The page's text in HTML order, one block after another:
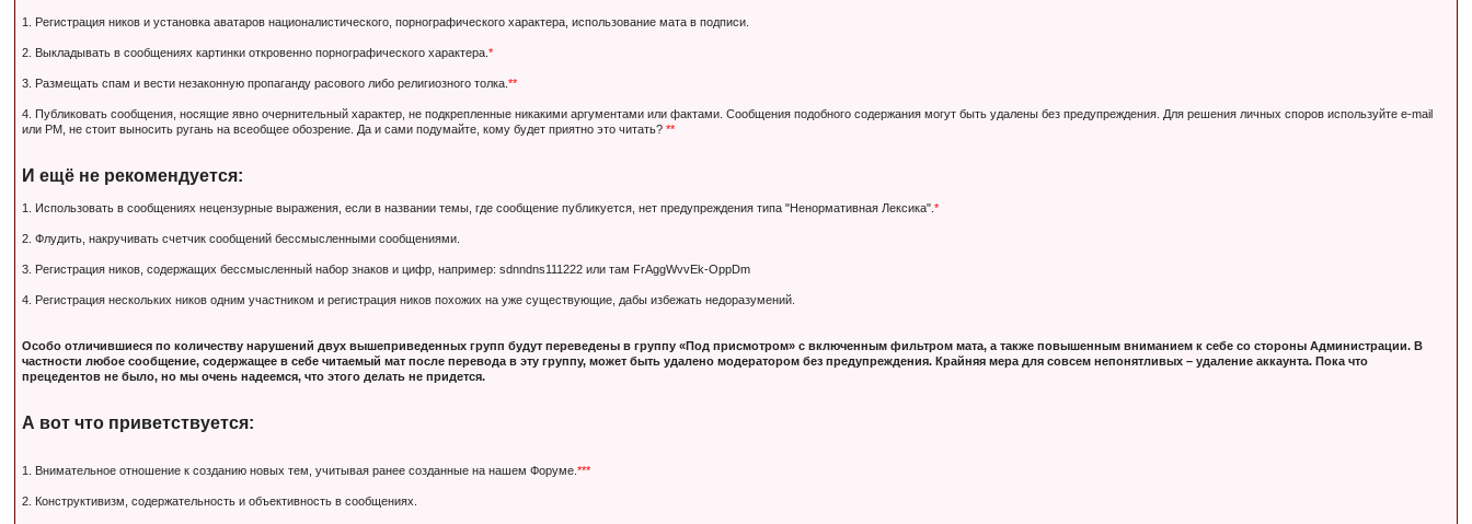
1. Регистрация ников и установка аватаров националистического, порнографического характера, использование мата в подписи.
2. Выкладывать в сообщениях картинки откровенно порнографического характера.*
3. Размещать спам и вести незаконную пропаганду расового либо религиозного толка.**
4. Публиковать сообщения, носящие явно очернительный характер, не подкрепленные никакими аргументами или фактами. Сообщения подобного содержания могут быть удалены без предупреждения. Для решения личных споров используйте e-mail
или PM, не стоит выносить ругань на всеобщее обозрение. Да и сами подумайте, кому будет приятно это читать?**
И ещё не рекомендуется:
1. Использовать в сообщениях нецензурные выражения, если в названии темы, где сообщение публикуется, нет предупреждения типа "Ненормативная Лексика".*
2. Флудить, накручивать счетчик сообщений бессмысленными сообщениями.
3. Регистрация ников, содержащих бессмысленный набор знаков и цифр, например: sdnndns111222 или там FrAggWvvEk-OppDm
4. Регистрация нескольких ников одним участником и регистрация ников похожих на уже существующие, дабы избежать недоразумений.
Особо отличившиеся по количеству нарушений двух вышеприведенных групп будут переведены в группу «Под присмотром» с включенным фильтром мата, а также повышенным вниманием к себе со стороны Администрации. В
частности любое сообщение, содержащее в себе читаемый мат после перевода в эту группу, может быть удалено модератором без предупреждения. Крайняя мера для совсем непонятливых – удаление аккаунта. Пока что
прецедентов не было, но мы очень надеемся, что этого делать не придется.
А вот что приветствуется:
1. Внимательное отношение к созданию новых тем, учитывая ранее созданные на нашем Форуме.***
2. Конструктивизм, содержательность и объективность в сообщениях.